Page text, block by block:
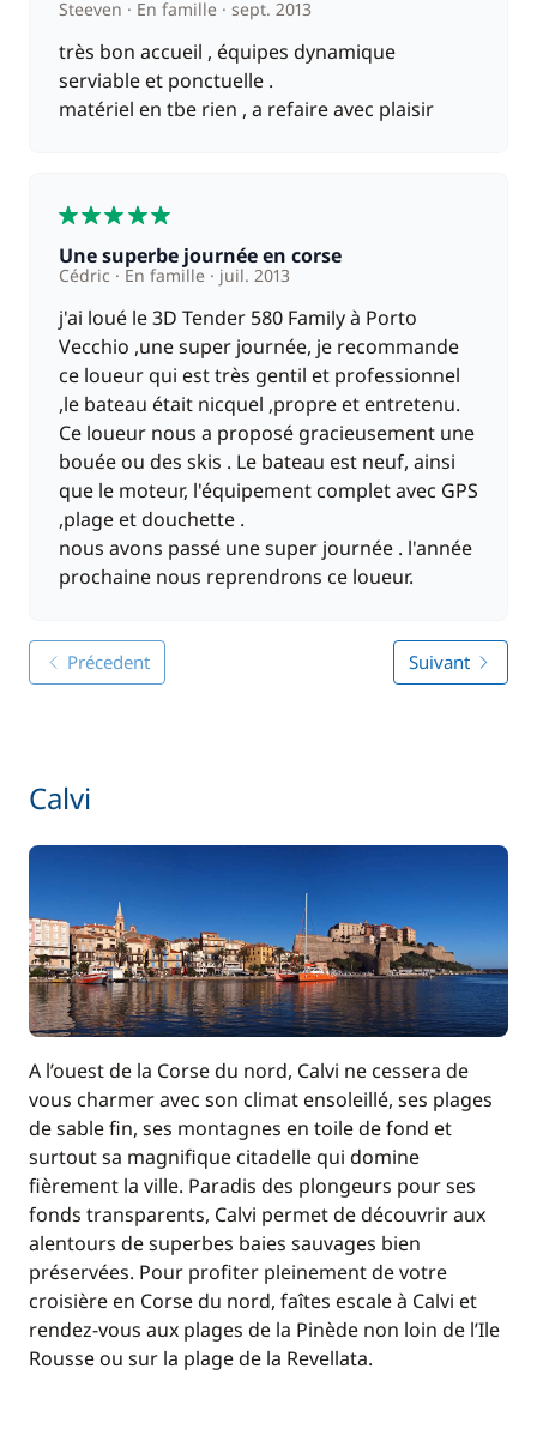
Steeven En famille sept. 2013
très bon accueil , équipes dynamique
serviable et ponctuelle .
matériel en tbe rien , a refaire avec plaisir
Une superbe journée en corse
Cédric En famille juil. 2013
j'ai loué le 3D Tender 580 Family à Porto
Vecchio ,une super journée, je recommande
ce loueur qui est très gentil et professionnel
,le bateau était nicquel ,propre et entretenu.
Ce loueur nous a proposé gracieusement une
bouée ou des skis . Le bateau est neuf, ainsi
que le moteur, l'équipement complet avec GPS
,plage et douchette .
nous avons passé une super journée . l'année
prochaine nous reprendrons ce loueur.
Précedent Suivant
Calvi
A l’ouest de la Corse du nord, Calvi ne cessera de
vous charmer avec son climat ensoleillé, ses plages
de sable fin, ses montagnes en toile de fond et
surtout sa magnifique citadelle qui domine
fièrement la ville. Paradis des plongeurs pour ses
fonds transparents, Calvi permet de découvrir aux
alentours de superbes baies sauvages bien
préservées. Pour profiter pleinement de votre
croisière en Corse du nord, faîtes escale à Calvi et
rendez-vous aux plages de la Pinède non loin de l’Ile
Rousse ou sur la plage de la Revellata.